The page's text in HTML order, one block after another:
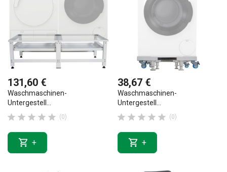
131,60 €
Waschmaschinen-
Untergestell...
     (0)
 +
38,67 €
Waschmaschinen-
Untergestell...
     (0)
 +